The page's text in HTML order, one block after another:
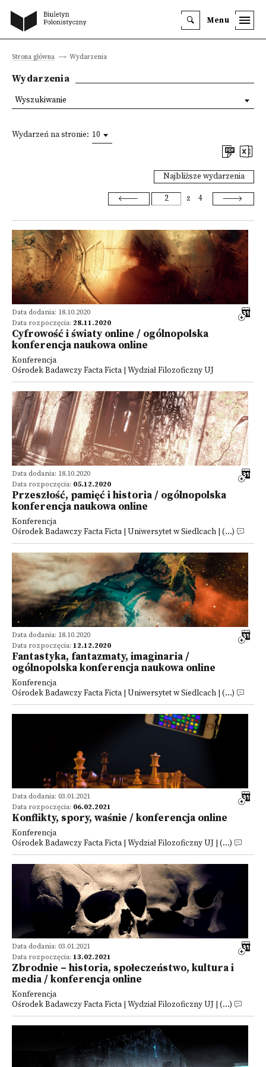
Menu
Strona główna Wydarzenia
Wydarzenia
Wydarzeń na stronie: 10
Najbliższe wydarzenia
z 4
Data dodania: 18.10.2020
Data rozpoczęcia: 28.11.2020
Cyfrowość i światy online / ogólnopolska
konferencja naukowa online
Konferencja
Ośrodek Badawczy Facta Ficta | Wydział Filozoficzny UJ
Data dodania: 18.10.2020
Data rozpoczęcia: 05.12.2020
Przeszłość, pamięć i historia / ogólnopolska
konferencja naukowa online
Konferencja
Ośrodek Badawczy Facta Ficta | Uniwersytet w Siedlcach | (...)
Data dodania: 18.10.2020
Data rozpoczęcia: 12.12.2020
Fantastyka, fantazmaty, imaginaria /
ogólnopolska konferencja naukowa online
Konferencja
Ośrodek Badawczy Facta Ficta | Uniwersytet w Siedlcach | (...)
Data dodania: 03.01.2021
Data rozpoczęcia: 06.02.2021
Konflikty, spory, waśnie / konferencja online
Konferencja
Ośrodek Badawczy Facta Ficta | Wydział Filozoficzny UJ | (...)
Data dodania: 03.01.2021
Data rozpoczęcia: 13.02.2021
Zbrodnie – historia, społeczeństwo, kultura i
media / konferencja online
Konferencja
Ośrodek Badawczy Facta Ficta | Wydział Filozoficzny UJ | (...)
Wyszukiwanie